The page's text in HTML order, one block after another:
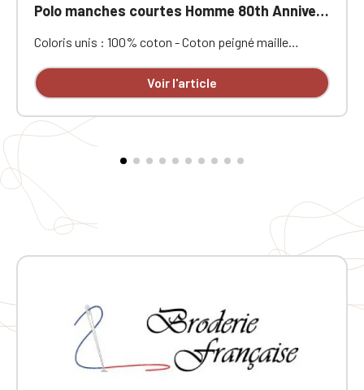
Polo manches courtes Homme 80th Anniversary
Coloris unis : 100% coton - Coton peigné maille
et fentes côté contrastée. Finition double aiguille bas
de vêtement. Patte de boutonnage col 3 boutons.
l'unité
Voir l'article